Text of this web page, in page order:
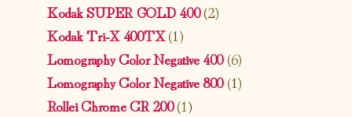
Kodak SUPER GOLD 400(2)
Kodak Tri-X 400TX(1)
Lomography Color Negative 400(6)
Lomography Color Negative 800(1)
Rollei Chrome CR 200(1)